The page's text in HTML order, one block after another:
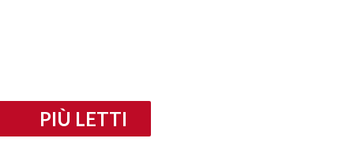
PIÙ LETTI